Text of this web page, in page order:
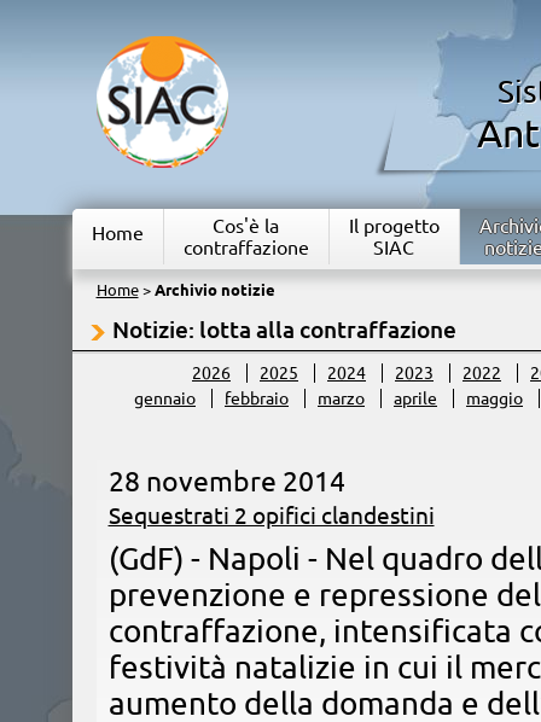
Home
Cos'è la
contraffazione
Il progetto
SIAC
Home> Archivio notizie
Notizie: lotta alla contraffazione
2026 2025 2024 2023 2022
gennaio
febbraio marzo aprile maggio
28 novembre 2014
Sequestrati 2 opifici clandestini
(GdF) - Napoli - Nel quadro
prevenzione e repressione
contraffazione, intensificata
festività natalizie in cui il
aumento della domanda e